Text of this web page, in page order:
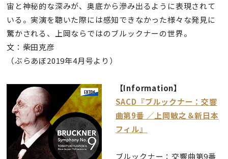
宙と神秘的な深みが、奥底から滲み出るように表現されて
いる。実演を聴いた際には感知できなかった様々な発見に
驚かされる、上岡ならではのブルックナーの世界。
文：柴田克彦
（ぶらあぼ2019年4月号より）
【Information】
SACD『ブルックナー：交響
曲第9番 ／上岡敏之＆新日本
フィル』
ブルックナー：交響曲第9番